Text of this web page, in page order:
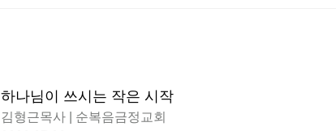
하나님이 쓰시는 작은 시작
김형근목사 | 순복음금정교회